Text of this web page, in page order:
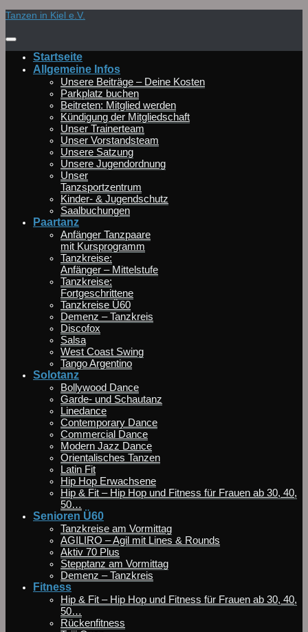
Zum
springen
Tanzen in Kiel e.V.
Startseite
Allgemeine Infos
Unsere Beiträge – Deine Kosten
Parkplatz buchen
Beitreten: Mitglied werden
Kündigung der Mitgliedschaft
Unser Trainerteam
Unser Vorstandsteam
Unsere Satzung
Unsere Jugendordnung
Unser
Tanzsportzentrum
Kinder- & Jugendschutz
Saalbuchungen
Paartanz
Anfänger Tanzpaare
mit Kursprogramm
Tanzkreise:
Anfänger – Mittelstufe
Tanzkreise:
Fortgeschrittene
Tanzkreise Ü60
Demenz – Tanzkreis
Discofox
Salsa
West Coast Swing
Tango Argentino
Solotanz
Bollywood Dance
Garde- und Schautanz
Linedance
Contemporary Dance
Commercial Dance
Modern Jazz Dance
Orientalisches Tanzen
Latin Fit
Hip Hop Erwachsene
Hip & Fit – Hip Hop und Fitness für Frauen ab 30, 40,
50…
Senioren Ü60
Tanzkreise am Vormittag
AGILIRO – Agil mit Lines & Rounds
Aktiv 70 Plus
Stepptanz am Vormittag
Demenz – Tanzkreis
Fitness
Hip & Fit – Hip Hop und Fitness für Frauen ab 30, 40,
50…
Rückenfitness